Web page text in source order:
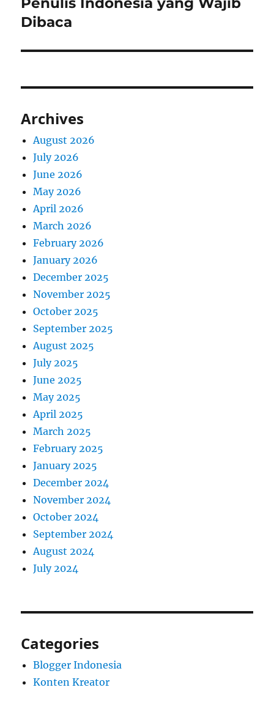
Dibaca
Archives
August 2026
July 2026
June 2026
May 2026
April 2026
March 2026
February 2026
January 2026
December 2025
November 2025
October 2025
September 2025
August 2025
July 2025
June 2025
May 2025
April 2025
March 2025
February 2025
January 2025
December 2024
November 2024
October 2024
September 2024
August 2024
July 2024
Categories
Blogger Indonesia
Konten Kreator